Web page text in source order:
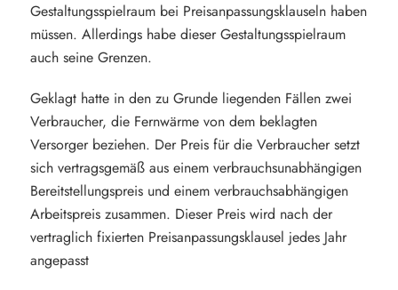
Gestaltungsspielraum bei Preisanpassungsklauseln haben
müssen. Allerdings habe dieser Gestaltungsspielraum
auch seine Grenzen.
Geklagt hatte in den zu Grunde liegenden Fällen zwei
Verbraucher, die Fernwärme von dem beklagten
Versorger beziehen. Der Preis für die Verbraucher setzt
sich vertragsgemäß aus einem verbrauchsunabhängigen
Bereitstellungspreis und einem verbrauchsabhängigen
Arbeitspreis zusammen. Dieser Preis wird nach der
vertraglich fixierten Preisanpassungsklausel jedes Jahr
angepasst